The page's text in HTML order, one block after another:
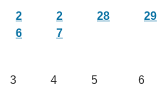
2
6
2
7
28 29
3 4 5 6